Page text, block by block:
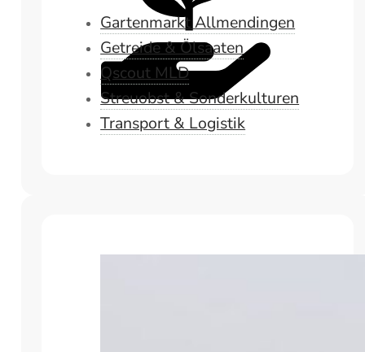
Gartenmarkt Allmendingen
Getreide & Ölsaaten
Qscout MLD
Streuobst & Sonderkulturen
Transport & Logistik